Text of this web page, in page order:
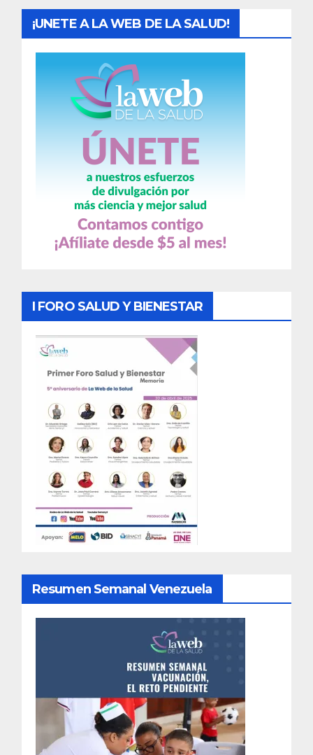
¡UNETE A LA WEB DE LA SALUD!
I FORO SALUD Y BIENESTAR
Resumen Semanal Venezuela